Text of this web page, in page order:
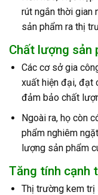
rút ngắn thời gian
sản phẩm ra thị
Chất lượng sản
Các cơ sở gia
xuất hiện đại, đạt
đảm bảo chất
Ngoài ra, họ còn
phẩm nghiêm
lượng sản phẩm
Tăng tính cạnh
Thị trường kem trị